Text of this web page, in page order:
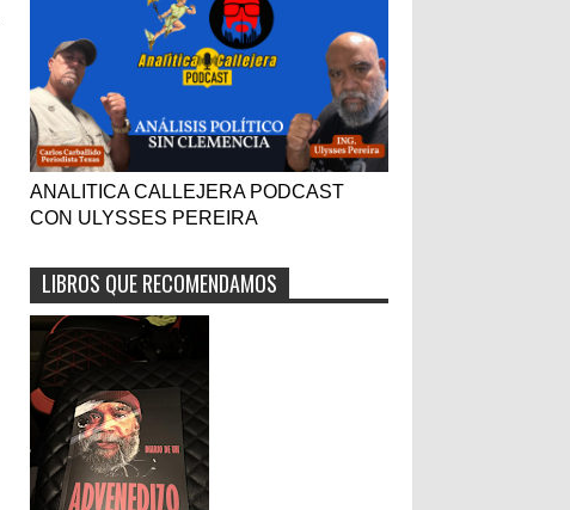
ANALITICA CALLEJERA PODCAST
CON ULYSSES PEREIRA
LIBROS QUE RECOMENDAMOS